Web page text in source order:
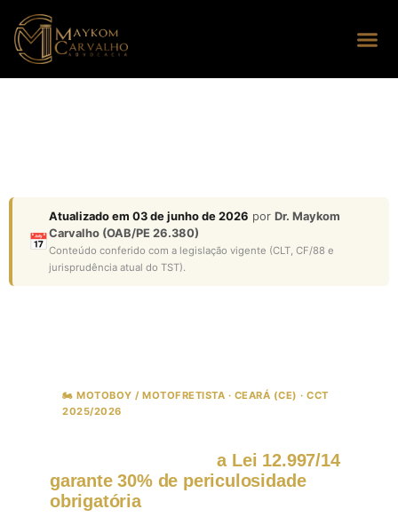
📅
Atualizado em 03 de junho de 2026 por Dr. Maykom
Carvalho (OAB/PE 26.380)
Conteúdo conferido com a legislação vigente (CLT, CF/88 e
jurisprudência atual do TST).
🏍️ MOTOBOY / MOTOFRETISTA · CEARÁ (CE) · CCT
2025/2026
Motoboy em Ceará:a Lei 12.997/14
garante 30% de periculosidade
obrigatóriaem 2026.